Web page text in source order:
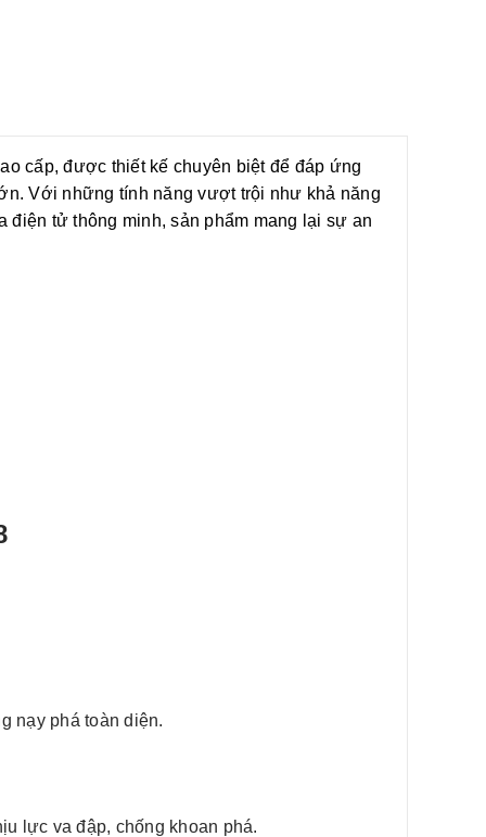
cấp, được thiết kế chuyên biệt để đáp ứng
Với những tính năng vượt trội như khả năng
điện tử thông minh, sản phẩm mang lại sự an
nạy phá toàn diện.
lực va đập, chống khoan phá.